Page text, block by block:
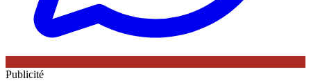
Publicité